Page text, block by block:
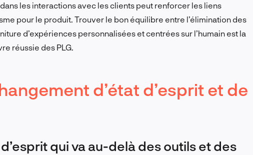
les interactions avec les clients peut renforcer les liens
pour le produit. Trouver le bon équilibre entre l’élimination des
d’expériences personnalisées et centrées sur l’humain est la
réussie des PLG.
d’état d’esprit et de
qui va au-delà des outils et des